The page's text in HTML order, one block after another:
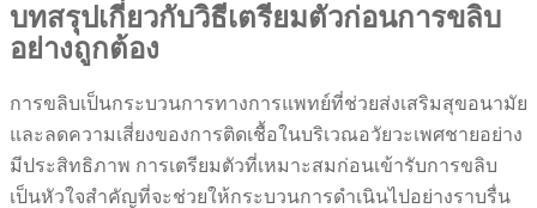
บทสรุปเกี่ยวกับวิธีเตรียมตัวก่อนการขลิบ
อย่างถูกต้อง
การขลิบเป็นกระบวนการทางการแพทย์ที่ช่วยส่งเสริมสุขอนามัย
และลดความเสี่ยงของการติดเชื้อในบริเวณอวัยวะเพศชายอย่าง
มีประสิทธิภาพ การเตรียมตัวที่เหมาะสมก่อนเข้ารับการขลิบ
เป็นหัวใจสำคัญที่จะช่วยให้กระบวนการดำเนินไปอย่างราบรื่น